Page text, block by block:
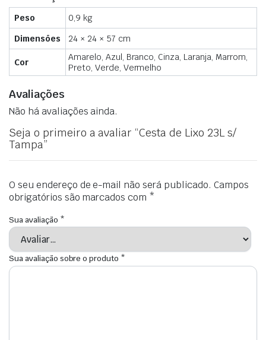
Peso
0,9 kg
Dimensões
24 × 24 × 57 cm
Cor
Amarelo, Azul, Branco, Cinza, Laranja, Marrom,
Preto, Verde, Vermelho
Avaliações
Não há avaliações ainda.
Seja o primeiro a avaliar “Cesta de Lixo 23L s/
Tampa”
O seu endereço de e-mail não será publicado. Campos
obrigatórios são marcados com *
Sua avaliação *
Sua avaliação sobre o produto *